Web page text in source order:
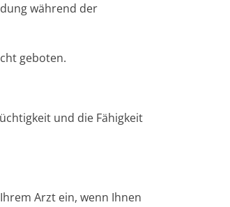
während der
geboten.
und die Fähigkeit
Arzt ein, wenn Ihnen